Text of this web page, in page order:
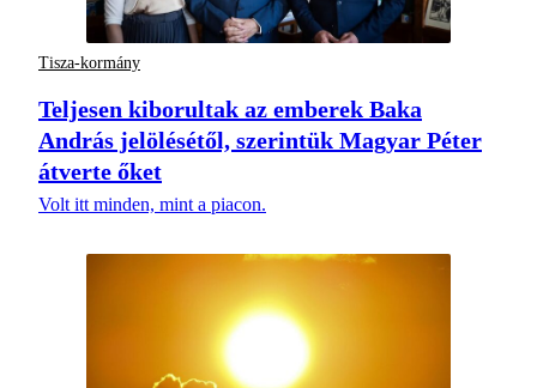
Tisza-kormány
Teljesen kiborultak az emberek Baka
András jelölésétől, szerintük Magyar Péter
átverte őket
Volt itt minden, mint a piacon.